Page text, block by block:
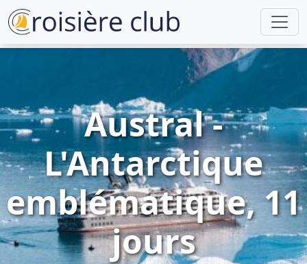
Austral -
L'Antarctique
emblématique, 11
jours